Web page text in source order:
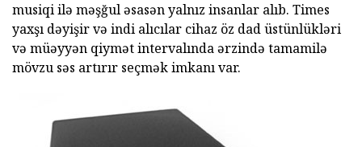
musiqi ilə məşğul əsasən yalnız insanlar alıb. Times
yaxşı dəyişir və indi alıcılar cihaz öz dad üstünlükləri
və müəyyən qiymət intervalında ərzində tamamilə
mövzu səs artırır seçmək imkanı var.